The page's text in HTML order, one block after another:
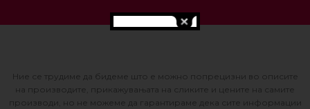
Ние се трудиме да бидеме што е можно попрецизни во описите
на производите, прикажувањата на сликите и цените на самите
производи, но не можеме да гарантираме дека сите информации